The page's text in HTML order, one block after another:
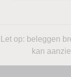
Let op: beleggen
kan